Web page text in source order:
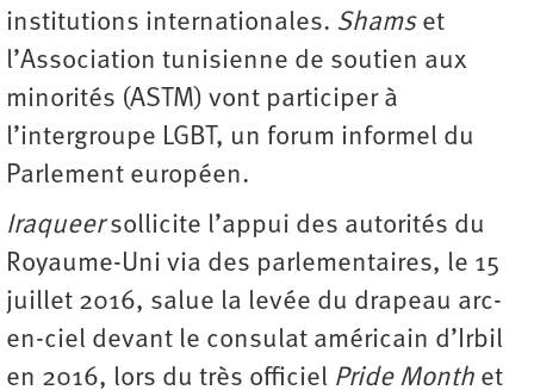
institutions internationales. Shams et
l’Association tunisienne de soutien aux
minorités (ASTM) vont participer à
l’intergroupe LGBT, un forum informel du
Parlement européen.
Iraqueersollicite l’appui des autorités du
Royaume-Uni via des parlementaires, le 15
juillet 2016, salue la levée du drapeau arc-
en-ciel devant le consulat américain d’Irbil
en 2016, lors du très officiel Pride Month et